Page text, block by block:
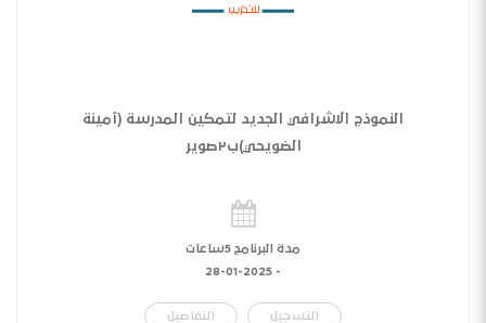
النموذج الاشرافي الجديد لتمكين المدرسة (أمينة
الضويحي)ب٢صوير
مدة البرنامج 5ساعات
-
28-01-2025
التسجيل التفاصيل